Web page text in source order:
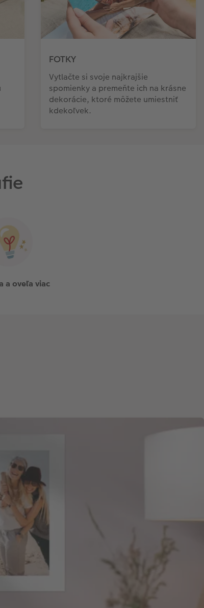
FOTKY
Vytlačte si svoje najkrajšie
spomienky a premeňte ich na krásne
dekorácie, ktoré môžete umiestniť
kdekoľvek.
a oveľa viac